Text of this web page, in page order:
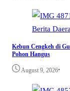
Berita
Kebun Cengkeh di
Pohon Hangus
August 9, 2026•